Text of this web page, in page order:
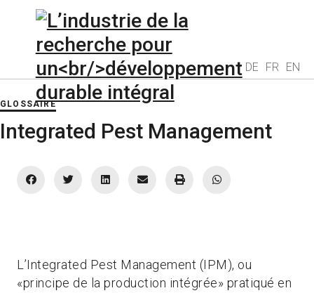
DE FR EN
GLOSSAIRE
Integrated Pest Management
L’Integrated Pest Management (IPM), ou
«principe de la production intégrée» pratiqué en